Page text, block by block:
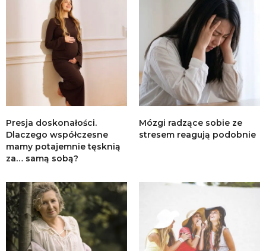
Presja doskonałości.
Dlaczego współczesne
mamy potajemnie tęsknią
za… samą sobą?
Mózgi radzące sobie ze
stresem reagują podobnie